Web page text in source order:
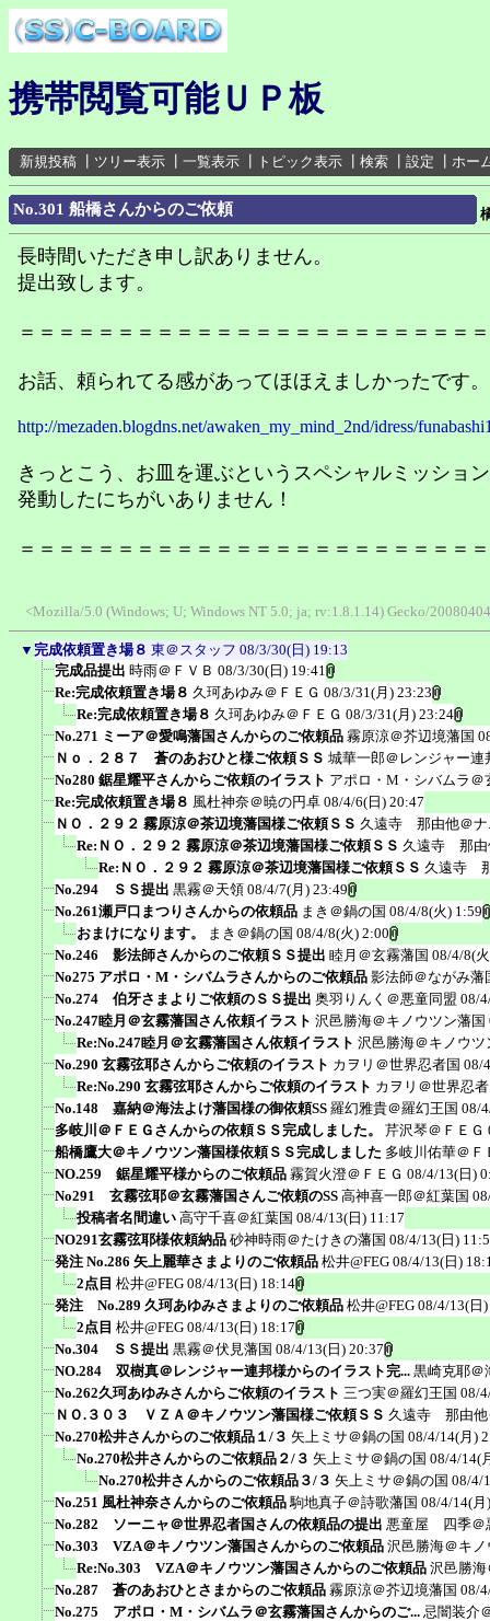
携帯閲覧可能ＵＰ板
新規投稿 ツリー表示 一覧表示 トピック表示 検索 設定 ホー
No.301 船橋さんからのご依頼
長時間いただき申し訳ありません。
提出致します。
＝＝＝＝＝＝＝＝＝＝＝＝＝＝＝＝＝＝＝＝＝＝＝
お話、頼られてる感があってほほえましかったです
http://mezaden.blogdns.net/awaken_my_mind_2nd/idress/
きっとこう、お皿を運ぶというスペシャルミッショ
発動したにちがいありません！
＝＝＝＝＝＝＝＝＝＝＝＝＝＝＝＝＝＝＝＝＝＝＝
<Mozilla/5.0 (Windows; U; Windows NT 5.0; ja; rv:1.8.1.14) Gecko/
▼ 完成依頼置き場８ 東＠スタッフ 08/3/30(日) 19:13
完成品提出 時雨＠ＦＶＢ 08/3/30(日) 19:41
Re:完成依頼置き場８ 久珂あゆみ＠ＦＥＧ 08/3/31(月) 23:23
Re:完成依頼置き場８ 久珂あゆみ＠ＦＥＧ 08/3/31(月) 23:24
No.271 ミーア＠愛鳴藩国さんからのご依頼品 霧原涼＠芥辺境藩国
Ｎｏ．２８７ 蒼のあおひと様ご依頼ＳＳ 城華一郎＠レンジャー連
No280 鋸星耀平さんからご依頼のイラスト アポロ・M・シバムラ＠
Re:完成依頼置き場８ 風杜神奈＠暁の円卓 08/4/6(日) 20:47
ＮＯ．２９２ 霧原涼＠茶辺境藩国様ご依頼ＳＳ 久遠寺 那由他＠ナ
Re:ＮＯ．２９２ 霧原涼＠茶辺境藩国様ご依頼ＳＳ 久遠寺 那由
Re:ＮＯ．２９２ 霧原涼＠茶辺境藩国様ご依頼ＳＳ 久遠寺
No.294 ＳＳ提出 黒霧＠天領 08/4/7(月) 23:49
No.261瀬戸口まつりさんからの依頼品 まき＠鍋の国 08/4/8(火) 1:59
おまけになります。
まき＠鍋の国 08/4/8(火) 2:00
No.246 影法師さんからのご依頼ＳＳ提出 睦月＠玄霧藩国 08/4/8(
No275 アポロ・M・シバムラさんからのご依頼品 影法師＠ながみ藩
No.274 伯牙さまよりご依頼のＳＳ提出 奥羽りんく＠悪童同盟 08/
No.247睦月＠玄霧藩国さん依頼イラスト 沢邑勝海＠キノウツン藩国
Re:No.247睦月＠玄霧藩国さん依頼イラスト 沢邑勝海＠キノウツ
No.290 玄霧弦耶さんからご依頼のイラスト カヲリ＠世界忍者国 08/
Re:No.290 玄霧弦耶さんからご依頼のイラスト カヲリ＠世界忍
No.148 嘉納＠海法よけ藩国様の御依頼SS 羅幻雅貴＠羅幻王国 08/
多岐川＠ＦＥＧさんからの依頼ＳＳ完成しました。
芹沢琴＠ＦＥＧ
船橋鷹大＠キノウツン藩国様依頼ＳＳ完成しました 多岐川佑華＠Ｆ
NO.259 鋸星耀平様からのご依頼品 霧賀火澄＠ＦＥＧ 08/4/13(日)
No291 玄霧弦耶＠玄霧藩国さんご依頼のSS 高神喜一郎＠紅葉国
投稿者名間違い 高守千喜＠紅葉国 08/4/13(日) 11:17
NO291玄霧弦耶様依頼納品 砂神時雨＠たけきの藩国 08/4/13(日)
発注 No.286 矢上麗華さまよりのご依頼品 松井@FEG 08/4/13(日)
2点目 松井@FEG 08/4/13(日) 18:14
発注 No.289 久珂あゆみさまよりのご依頼品 松井@FEG 08/4/13(日
2点目 松井@FEG 08/4/13(日) 18:17
No.304 ＳＳ提出 黒霧＠伏見藩国 08/4/13(日) 20:37
NO.284 双樹真＠レンジャー連邦様からのイラスト完... 黒崎克耶＠
No.262久珂あゆみさんからご依頼のイラスト 三つ実＠羅幻王国 08/
ＮＯ.３０３ ＶＺＡ＠キノウツン藩国様ご依頼ＳＳ 久遠寺 那由他
No.270松井さんからのご依頼品１/３ 矢上ミサ＠鍋の国 08/4/14(月)
No.270松井さんからのご依頼品２/３ 矢上ミサ＠鍋の国 08/4/14(
No.270松井さんからのご依頼品３/３ 矢上ミサ＠鍋の国 08/4/
No.251 風杜神奈さんからのご依頼品 駒地真子＠詩歌藩国 08/4/14(月
No.282 ソーニャ＠世界忍者国さんの依頼品の提出 悪童屋 四季＠
No.303 VZA＠キノウツン藩国さんからのご依頼品 沢邑勝海＠キ
Re:No.303 VZA＠キノウツン藩国さんからのご依頼品 沢邑勝
No.287 蒼のあおひとさまからのご依頼品 霧原涼＠芥辺境藩国 08/
No.275 アポロ・M・シバムラ＠玄霧藩国さんからのご... 忌闇装介